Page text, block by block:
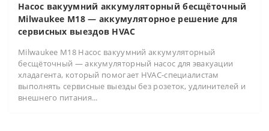
Насос вакуумний аккумуляторный бесщёточный
Milwaukee M18 — аккумуляторное решение для
сервисных выездов HVAC
Milwaukee M18 Насос вакуумний аккумуляторный
бесщёточный — аккумуляторный насос для эвакуации
хладагента, который помогает HVAC-специалистам
выполнять сервисные выезды без розеток, удлинителей и
внешнего питания...